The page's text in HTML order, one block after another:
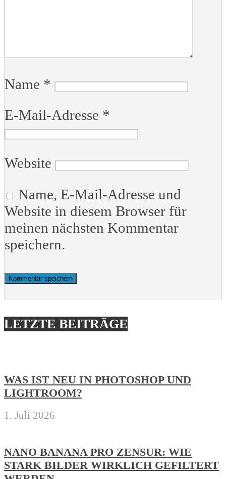
Name *
E-Mail-Adresse *
Website
Name, E-Mail-Adresse und
Website in diesem Browser für
meinen nächsten Kommentar
speichern.
LETZTE BEITRÄGE
WAS IST NEU IN PHOTOSHOP UND
LIGHTROOM?
1. Juli 2026
NANO BANANA PRO ZENSUR: WIE
STARK BILDER WIRKLICH GEFILTERT